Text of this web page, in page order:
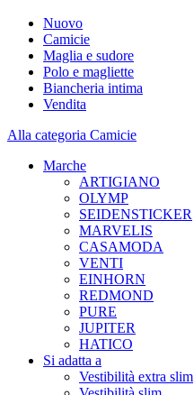
Nuovo
Camicie
Maglia e sudore
Polo e magliette
Biancheria intima
Vendita
Alla categoria Camicie
Marche
ARTIGIANO
OLYMP
SEIDENSTICKER
MARVELIS
CASAMODA
VENTI
EINHORN
REDMOND
PURE
JUPITER
HATICO
Si adatta a
Vestibilità extra slim